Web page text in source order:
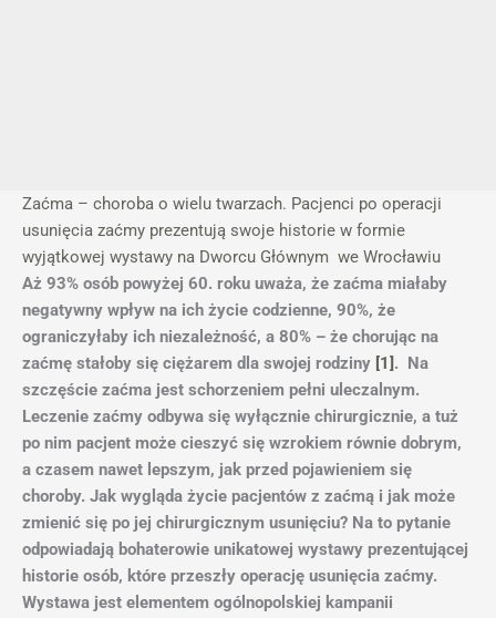
Zaćma – choroba o wielu twarzach. Pacjenci po operacji
usunięcia zaćmy prezentują swoje historie w formie
wyjątkowej wystawy na Dworcu Głównym we Wrocławiu
Aż 93% osób powyżej 60. roku uważa, że zaćma miałaby
negatywny wpływ na ich życie codzienne, 90%, że
ograniczyłaby ich niezależność, a 80% – że chorując na
zaćmę stałoby się ciężarem dla swojej rodziny [1] . Na
szczęście zaćma jest schorzeniem pełni uleczalnym.
Leczenie zaćmy odbywa się wyłącznie chirurgicznie, a tuż
po nim pacjent może cieszyć się wzrokiem równie dobrym,
a czasem nawet lepszym, jak przed pojawieniem się
choroby. Jak wygląda życie pacjentów z zaćmą i jak może
zmienić się po jej chirurgicznym usunięciu? Na to pytanie
odpowiadają bohaterowie unikatowej wystawy prezentującej
historie osób, które przeszły operację usunięcia zaćmy.
Wystawa jest elementem ogólnopolskiej kampanii